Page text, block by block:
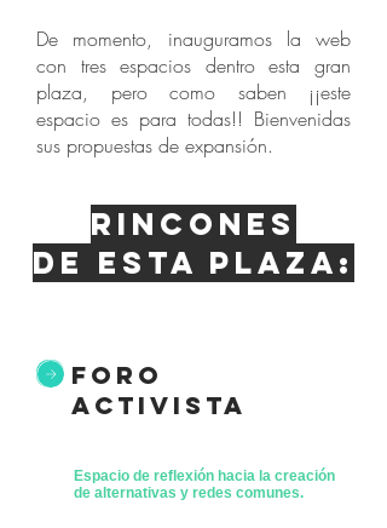
Rincones
de esta plaza:
De momento, inauguramos la web
con tres espacios dentro esta gran
plaza, pero como saben ¡¡este
espacio es para todas!! Bienvenidas
sus propuestas de expansión.
foro
activista
Espacio de reflexión hacia la creación
de alternativas y redes comunes.